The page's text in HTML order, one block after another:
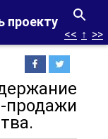
<< ↑ >>